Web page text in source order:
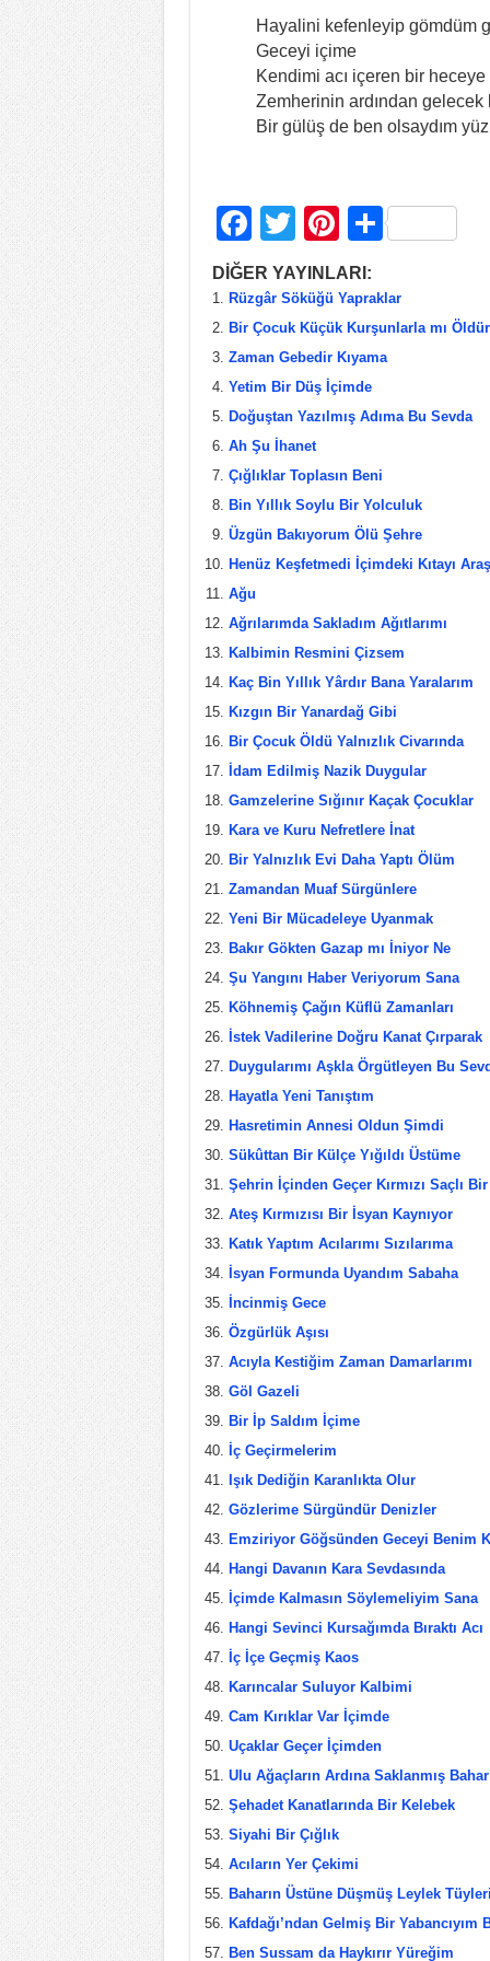
Hayalini kefenleyip gömdüm
Geceyi içime
Kendimi acı içeren bir heceye
Zemherinin ardından gelecek
Bir gülüş de ben olsaydım
F
a
c
e
b
o
o
k
T
wi
tt
er
Pi
nt
er
e
st
S
ar
e
DİĞER YAYINLARI:
Rüzgâr Söküğü Yapraklar
Bir Çocuk Küçük Kurşunlarla mı
Zaman Gebedir Kıyama
Yetim Bir Düş İçimde
Doğuştan Yazılmış Adıma Bu Sevda
Ah Şu İhanet
Çığlıklar Toplasın Beni
Bin Yıllık Soylu Bir Yolculuk
Üzgün Bakıyorum Ölü Şehre
Henüz Keşfetmedi İçimdeki Kıtayı
Ağu
Ağrılarımda Sakladım Ağıtlarımı
Kalbimin Resmini Çizsem
Kaç Bin Yıllık Yârdır Bana Yaralarım
Kızgın Bir Yanardağ Gibi
Bir Çocuk Öldü Yalnızlık Civarında
İdam Edilmiş Nazik Duygular
Gamzelerine Sığınır Kaçak Çocuklar
Kara ve Kuru Nefretlere İnat
Bir Yalnızlık Evi Daha Yaptı Ölüm
Zamandan Muaf Sürgünlere
Yeni Bir Mücadeleye Uyanmak
Bakır Gökten Gazap mı İniyor Ne
Şu Yangını Haber Veriyorum Sana
Köhnemiş Çağın Küflü Zamanları
İstek Vadilerine Doğru Kanat Çırparak
Duygularımı Aşkla Örgütleyen Bu
Hayatla Yeni Tanıştım
Hasretimin Annesi Oldun Şimdi
Sükûttan Bir Külçe Yığıldı Üstüme
Şehrin İçinden Geçer Kırmızı Saçlı
Ateş Kırmızısı Bir İsyan Kaynıyor
Katık Yaptım Acılarımı Sızılarıma
İsyan Formunda Uyandım Sabaha
İncinmiş Gece
Özgürlük Aşısı
Acıyla Kestiğim Zaman Damarlarımı
Göl Gazeli
Bir İp Saldım İçime
İç Geçirmelerim
Işık Dediğin Karanlıkta Olur
Gözlerime Sürgündür Denizler
Emziriyor Göğsünden Geceyi Benim
Hangi Davanın Kara Sevdasında
İçimde Kalmasın Söylemeliyim Sana
Hangi Sevinci Kursağımda Bıraktı Acı
İç İçe Geçmiş Kaos
Karıncalar Suluyor Kalbimi
Cam Kırıklar Var İçimde
Uçaklar Geçer İçimden
Ulu Ağaçların Ardına Saklanmış Bahar
Şehadet Kanatlarında Bir Kelebek
Siyahi Bir Çığlık
Acıların Yer Çekimi
Baharın Üstüne Düşmüş Leylek Tüyleri
Kafdağı’ndan Gelmiş Bir Yabancıyım
Ben Sussam da Haykırır Yüreğim